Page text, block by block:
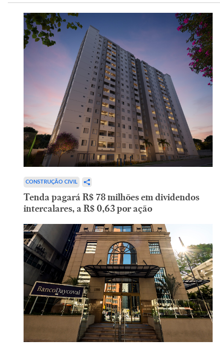
CONSTRUÇÃO CIVIL
Tenda pagará R$ 78 milhões em dividendos
intercalares, a R$ 0,63 por ação